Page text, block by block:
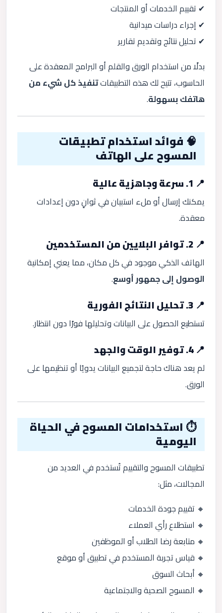
✔ تقييم الخدمات أو المنتجات
✔ إجراء دراسات ميدانية
✔ تحليل نتائج وتقديم تقارير
بدلًا من استخدام الورق والقلم أو البرامج المعقدة على
الحاسوب، تتيح لك هذه التطبيقاتتنفيذ كل شيء من
هاتفك بسهولة.
🧠 فوائد استخدام تطبيقات
المسوح على الهاتف
📍 1. سرعة وجاهزية عالية
يمكنك إرسال أو ملء استبيان في ثوانٍ دون إعدادات
معقدة.
📍 2. توافر البلايين من المستخدمين
الهاتف الذكي موجود في كل مكان، مما يعني إمكانية
الوصول إلى جمهور أوسع.
📍 3. تحليل النتائج الفورية
تستطيع الحصول على البيانات وتحليلها فورًا دون انتظار.
📍 4. توفير الوقت والجهد
لم يعد هناك حاجة لتجميع البيانات يدويًا أو تنظيمها على
الورق.
⏱️ استخدامات المسوح في الحياة
اليومية
تطبيقات المسوح والتقييم تُستخدم في العديد من
المجالات، مثل:
🔸 تقييم جودة الخدمات
🔸 استطلاع رأي العملاء
🔸 متابعة رضا الطلاب أو الموظفين
🔸 قياس تجربة المستخدم في تطبيق أو موقع
🔸 أبحاث السوق
🔸 المسوح الصحية والاجتماعية